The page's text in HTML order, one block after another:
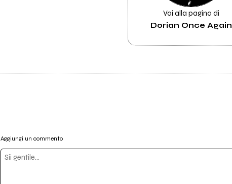
Vai alla pagina di
Dorian Once Again
Aggiungi un commento